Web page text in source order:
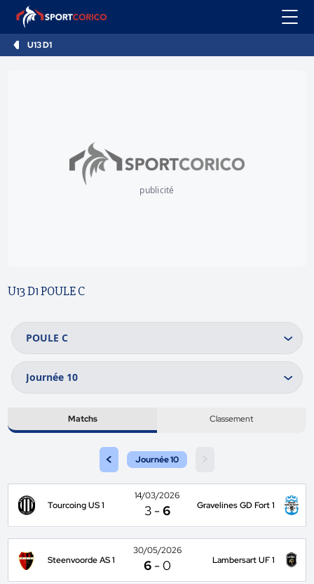
U13 D1
publicité
U13 D1 POULE C
Matchs Classement
< Journée 10
Tourcoing US 1
14/03/2026
3 -6 Gravelines GD Fort 1
Steenvoorde AS 1
30/05/2026
6 -0 Lambersart UF 1